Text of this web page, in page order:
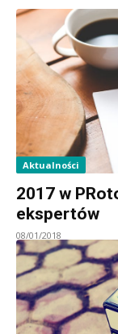
Aktualności
2017 w
ekspertów
08/01/2018